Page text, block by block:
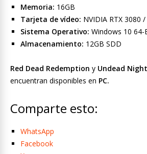
Memoria: 16GB
Tarjeta de vídeo: NVIDIA RTX 3080
Sistema Operativo: Windows 10 64-
Almacenamiento: 12GB SDD
Red Dead Redemption y Undead
encuentran disponibles en PC.
Comparte esto:
WhatsApp
Facebook